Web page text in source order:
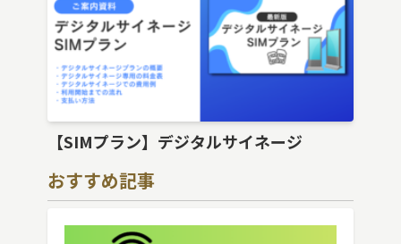
【SIMプラン】デジタルサイネージ
おすすめ記事